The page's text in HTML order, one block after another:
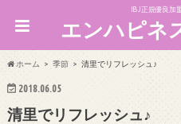
IBJ正規優良加
エンハピネ
ホーム 季節 清里でリフレッシュ♪
2018.06.05
清里でリフレッシュ♪